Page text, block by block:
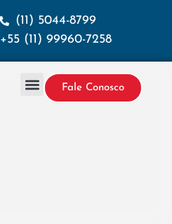
(11) 5044-8799
+55 (11) 99960-7258
Fale Conosco